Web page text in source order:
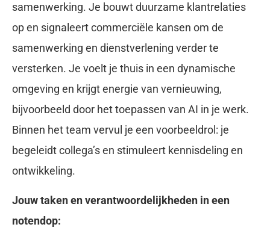
samenwerking. Je bouwt duurzame klantrelaties
op en signaleert commerciële kansen om de
samenwerking en dienstverlening verder te
versterken. Je voelt je thuis in een dynamische
omgeving en krijgt energie van vernieuwing,
bijvoorbeeld door het toepassen van AI in je werk.
Binnen het team vervul je een voorbeeldrol: je
begeleidt collega’s en stimuleert kennisdeling en
ontwikkeling.
Jouw taken en verantwoordelijkheden in een
notendop: